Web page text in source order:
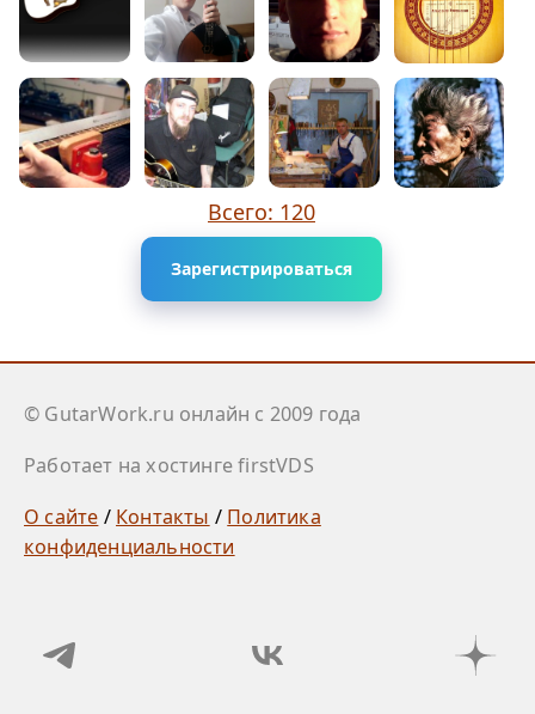
Всего: 120
Зарегистрироваться
© GutarWork.ru онлайн c 2009 года
Работает на хостинге firstVDS
О сайте / Контакты / Политика
конфиденциальности